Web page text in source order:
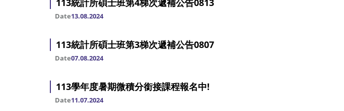
113統計所碩士班第4梯次遞補公告0813
Date13.08.2024
113統計所碩士班第3梯次遞補公告0807
Date07.08.2024
113學年度暑期微積分銜接課程報名中!
Date11.07.2024